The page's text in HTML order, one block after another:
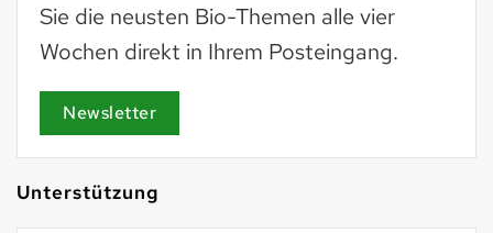
Sie die neusten Bio-Themen alle vier
Wochen direkt in Ihrem Posteingang.
Newsletter
Unterstützung